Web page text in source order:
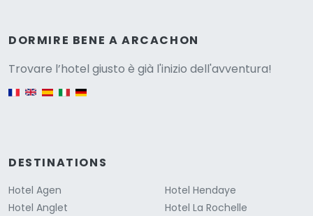
DORMIRE BENE A ARCACHON
Trovare l’hotel giusto è già l'inizio dell'avventura!
English version
DESTINATIONS
Hotel Agen
Hotel Anglet
Hotel Hendaye
Hotel La Rochelle